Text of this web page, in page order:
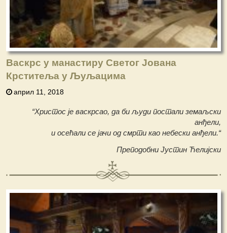
Васкрс у манастиру Светог Јована
Крститеља у Љуљацима
април 11, 2018
“Христос је васкрсао, да би људи постали земаљски
анђели,
и осећали се јачи од смрти као небески анђели.“
Преподобни Јустин Ћелијски